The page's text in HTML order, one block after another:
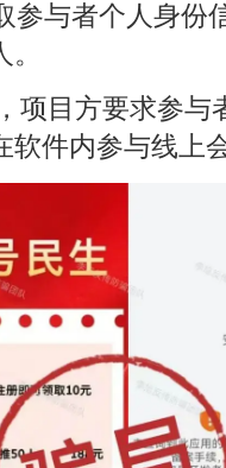
参与者个人身份
项目方要求参与
软件内参与线上